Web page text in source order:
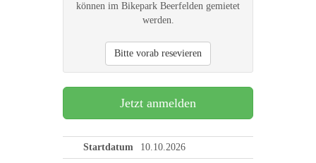
können im Bikepark Beerfelden gemietet
werden.
Bitte vorab resevieren
Jetzt anmelden
Startdatum 10.10.2026